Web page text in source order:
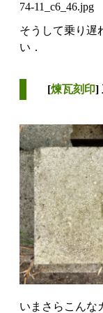
74-11_c6_46.jpg
そうして乗り遅
い．
[煉瓦刻印]
いまさらこんな